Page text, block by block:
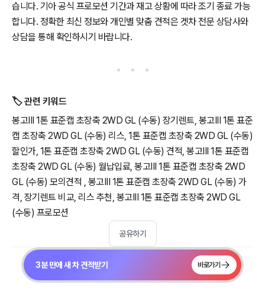
습니다. 기아 공식 프로모션 기간과 재고 상황에 따라 조기 종료 가능
합니다. 정확한 최신 정보와 개인별 맞춤 견적은 겟차 전문 상담사와
상담을 통해 확인하시기 바랍니다.
🏷️ 관련 키워드
봉고III 1톤 표준캡 초장축 2WD GL (수동) 장기렌트, 봉고III 1톤 표준
캡 초장축 2WD GL (수동) 리스, 1톤 표준캡 초장축 2WD GL (수동)
할인가, 1톤 표준캡 초장축 2WD GL (수동) 견적, 봉고III 1톤 표준캡
초장축 2WD GL (수동) 월납입료, 봉고III 1톤 표준캡 초장축 2WD
GL (수동) 모의견적 , 봉고III 1톤 표준캡 초장축 2WD GL (수동) 가
격, 장기렌트 비교, 리스 추천, 봉고III 1톤 표준캡 초장축 2WD GL
(수동) 프로모션
공유하기
3분 만에 새 차 견적받기 바로가기